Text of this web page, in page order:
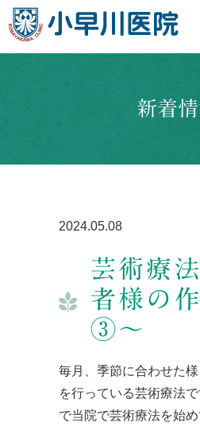
新着
2024.05.08
芸術療
者様の
③～
毎月、季節に合わせた
を行っている芸術療法
で当院で芸術療法を始